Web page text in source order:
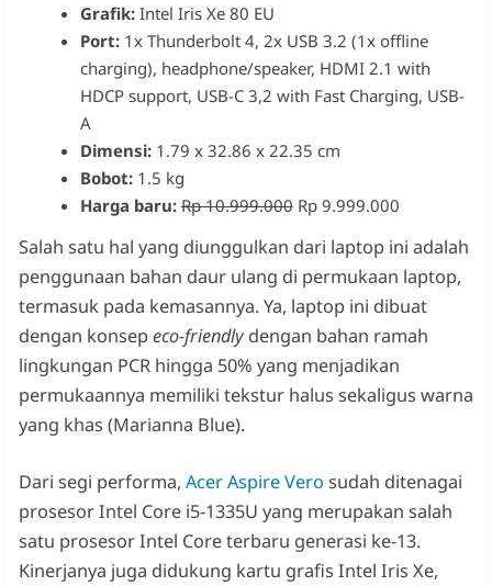
Grafik: Intel Iris Xe 80 EU
Port: 1x Thunderbolt 4, 2x USB 3.2 (1x offline
charging), headphone/speaker, HDMI 2.1 with
HDCP support, USB-C 3,2 with Fast Charging, USB-
A
Dimensi: 1.79 x 32.86 x 22.35 cm
Bobot: 1.5 kg
Harga baru:Rp 10.999.000Rp 9.999.000
Salah satu hal yang diunggulkan dari laptop ini adalah
penggunaan bahan daur ulang di permukaan laptop,
termasuk pada kemasannya. Ya, laptop ini dibuat
dengan konsep eco-friendlydengan bahan ramah
lingkungan PCR hingga 50% yang menjadikan
permukaannya memiliki tekstur halus sekaligus warna
yang khas (Marianna Blue).
Dari segi performa, Acer Aspire Vero sudah ditenagai
prosesor Intel Core i5-1335U yang merupakan salah
satu prosesor Intel Core terbaru generasi ke-13.
Kinerjanya juga didukung kartu grafis Intel Iris Xe,